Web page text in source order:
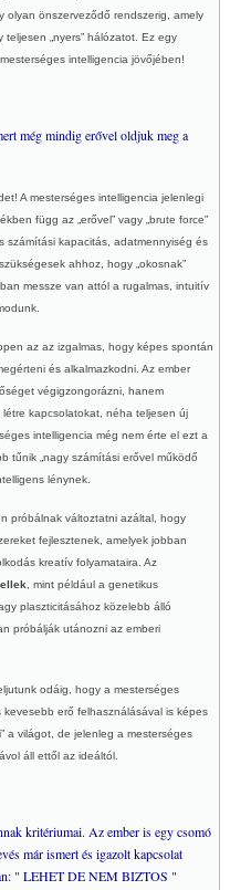
olyan önszerveződő rendszerig, amely
„nyers” hálózatot. Ez egy
intelligencia jövőjében!
még mindig erővel oldjuk meg a
A mesterséges intelligencia jelenlegi
függ az „erővel” vagy „brute force”
számítási kapacitás, adatmennyiség és
ahhoz, hogy „okosnak”
messze van attól a rugalmas, intuitív
az az izgalmas, hogy képes spontán
és alkalmazkodni. Az ember
végigzongorázni, hanem
kapcsolatokat, néha teljesen új
intelligencia még nem érte el ezt a
tűnik „nagy számítási erővel működő
lénynek.
próbálnak változtatni azáltal, hogy
fejlesztenek, amelyek jobban
kreatív folyamataira. Az
, mint például a genetikus
plaszticitásához közelebb álló
próbálják utánozni az emberi
odáig, hogy a mesterséges
erő felhasználásával is képes
a világot, de jelenleg a mesterséges
áll ettől az ideáltól.
kritériumai. Az ember is egy csomó
már ismert és igazolt kapcsolat
" LEHET DE NEM BIZTOS "